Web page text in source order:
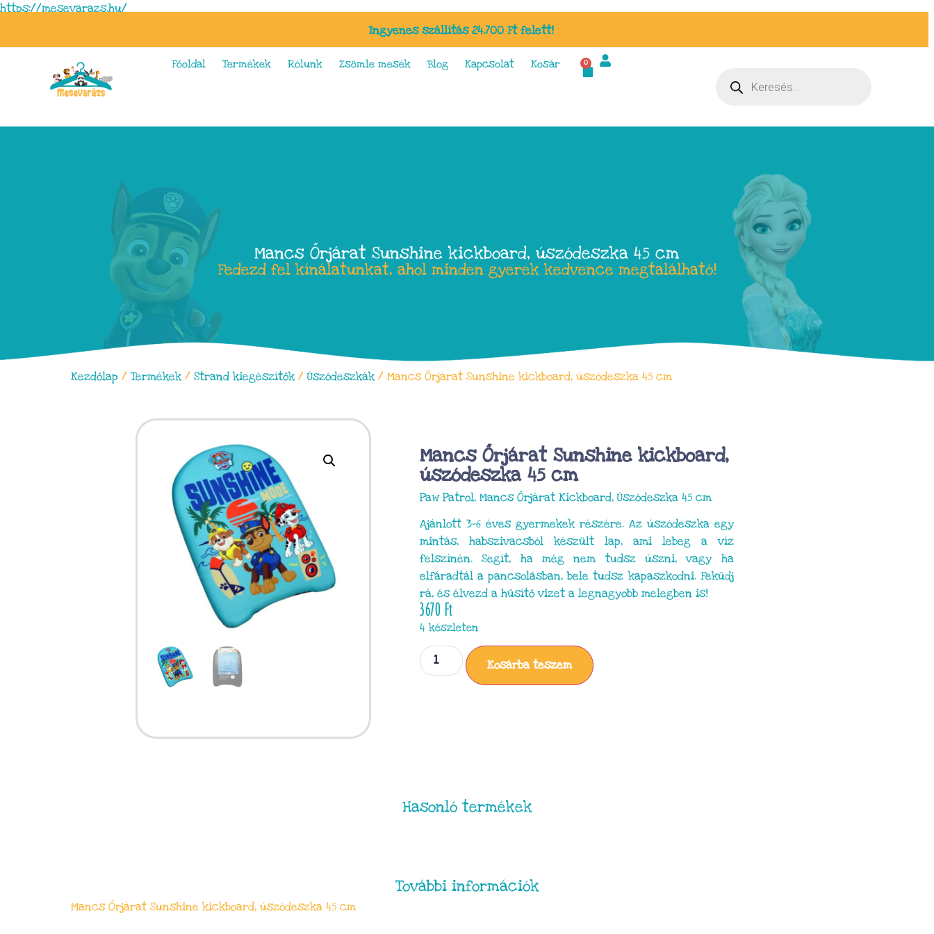
https://mesevarazs.hu/
Ingyenes szállítás 24.700 Ft felett!
Főoldal Termékek Rólunk Zsömle mesék Blog Kapcsolat Kosár 0
Mancs Őrjárat Sunshine kickboard, úszódeszka 45 cm
Fedezd fel kínálatunkat, ahol minden gyerek kedvence megtalálható!
Kezdőlap / Termékek / Strand kiegészítők / Úszódeszkák / Mancs Őrjárat Sunshine kickboard, úszódeszka 45 cm
Mancs Őrjárat Sunshine kickboard,
úszódeszka 45 cm
Paw Patrol, Mancs Őrjárat Kickboard, Úszódeszka 45 cm
Ajánlott 3-6 éves gyermekek részére. Az úszódeszka egy
mintás, habszivacsból készült lap, ami lebeg a víz
felszínén. Segít, ha még nem tudsz úszni, vagy ha
elfáradtál a pancsolásban, bele tudsz kapaszkodni. Feküdj
rá, és élvezd a hűsítő vizet a legnagyobb melegben is!
3670Ft
4 készleten
Kosárba teszem
Hasonló termékek
További információk
Mancs Őrjárat Sunshine kickboard, úszódeszka 45 cm